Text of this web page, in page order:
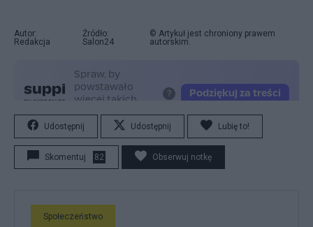
Autor:
Redakcja
Źródło:
Salon24
© Artykuł jest chroniony prawem
autorskim.
Udostępnij Udostępnij Lubię to!
Skomentuj 82 Obserwuj notkę
Społeczeństwo